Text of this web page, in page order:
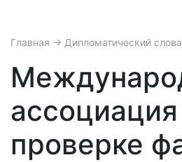
Главная → Дипломатический
проверке